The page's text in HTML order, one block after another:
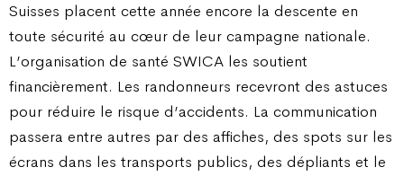
Suisses placent cette année encore la descente en
toute sécurité au cœur de leur campagne nationale.
L’organisation de santé SWICA les soutient
financièrement. Les randonneurs recevront des astuces
pour réduire le risque d’accidents. La communication
passera entre autres par des affiches, des spots sur les
écrans dans les transports publics, des dépliants et le